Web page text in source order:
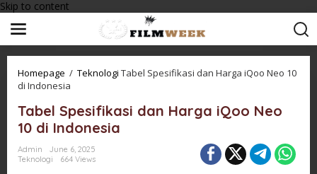
Skip to content
Homepage / Teknologi Tabel Spesifikasi dan Harga iQoo Neo 10
di Indonesia
Tabel Spesifikasi dan Harga iQoo Neo
10 di Indonesia
Admin
June 6, 2025
Teknologi
664 Views